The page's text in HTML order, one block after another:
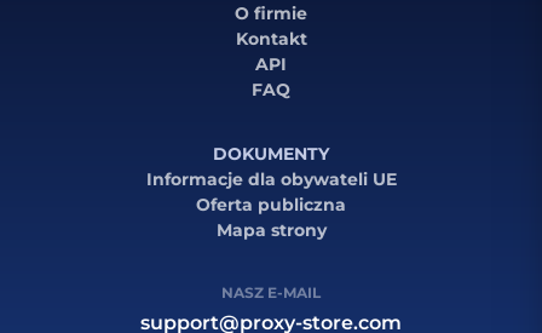
O firmie
Kontakt
API
FAQ
DOKUMENTY
Informacje dla obywateli UE
Oferta publiczna
Mapa strony
NASZ E-MAIL
support@proxy-store.com